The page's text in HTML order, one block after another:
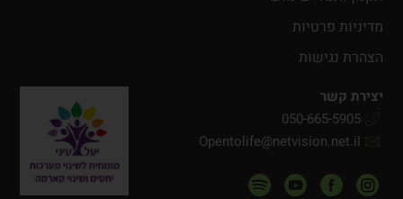
מדיניות פרטיות
הצהרת נגישות
יצירת קשר
050-665-5905
Opentolife@netvision.net.il